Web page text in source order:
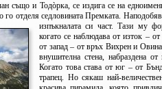
също и Тодòрка, се издига се на
отделя седловината Премката.
изпъкналата си част. Тази му
когато се наблюдава от изток –
от запад – от връх Вихрен и
внушителна стена, набраздена
Когато това става от юг – от
трапец. Но сякаш най-